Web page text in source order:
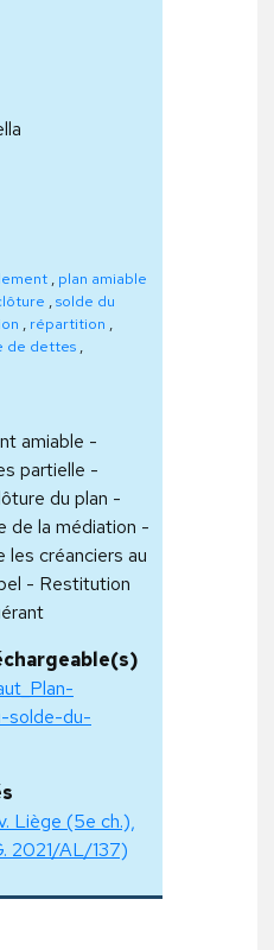
, plan amiable
,solde du
, répartition ,
de dettes ,
amiable -
partielle -
du plan -
de la médiation -
les créanciers au
- Restitution
solde-du-
Liège (5e ch.),
2021/AL/137)